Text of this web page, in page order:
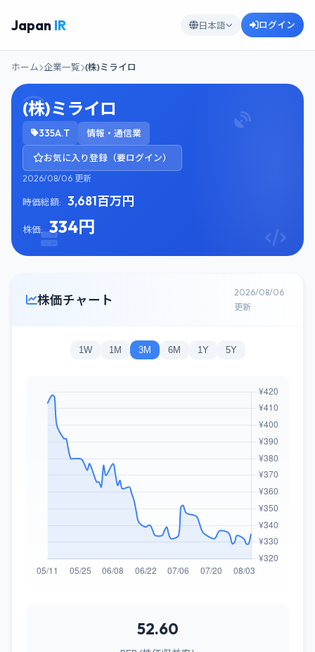
Japan IR 日本語 ログイン
ホーム 企業一覧 (株)ミライロ
(株)ミライロ
335A.T 情報・通信業
お気に入り登録（要ログイン）
2026/08/06 更新
時価総額: 3,681百万円
株価: 334円
株価チャート
2026/08/06
更新
1W 1M 3M 6M 1Y 5Y
52.60